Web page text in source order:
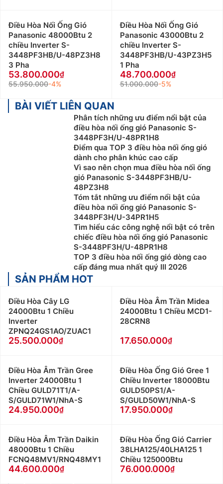
Điều Hòa Nối Ống Gió
Panasonic 48000Btu 2
chiều Inverter S-
3448PF3HB/U-48PZ3H8
3 Pha
53.800.000
55.950.000-4%
Điều Hòa Nối Ống Gió
Panasonic 43000Btu 2
chiều Inverter S-
3448PF3HB/U-43PZ3H5
1 Pha
48.700.000
51.000.000-5%
BÀI VIẾT LIÊN QUAN
Phân tích những ưu điểm nổi bật của
điều hòa nối ống gió Panasonic S-
3448PF3H/U-48PR1H8
Điểm qua TOP 3 điều hòa nối ống gió
dành cho phân khúc cao cấp
Vì sao nên chọn mua điều hòa nối ống
gió Panasonic S-3448PF3HB/U-
48PZ3H8
Tóm tắt những ưu điểm nổi bật của
điều hòa nối ống gió Panasonic S-
3448PF3H/U-34PR1H5
Tìm hiểu các công nghệ nổi bật có trên
chiếc điều hòa nối ống gió Panasonic
S-3448PF3H/U-48PR1H8
TOP 3 điều hòa nối ống gió dòng cao
cấp đáng mua nhất quý III 2026
SẢN PHẨM HOT
Điều Hòa Cây LG
24000Btu 1 Chiều
Inverter
ZPNQ24GS1AO/ZUAC1
25.500.000
Điều Hòa Âm Trần Midea
24000Btu 1 Chiều MCD1-
28CRN8
17.650.000
Điều Hòa Âm Trần Gree
Inverter 24000Btu 1
Chiều GULD71T1/A-
S/GULD71W1/NhA-S
24.950.000
Điều Hòa Ống Gió Gree 1
Chiều Inverter 18000Btu
GULD50PS1/A-
S/GULD50W1/NhA-S
17.950.000
Điều Hòa Âm Trần Daikin
48000Btu 1 Chiều
FCNQ48MV1/RNQ48MY1
44.600.000
Điều Hòa Ống Gió Carrier
38LHA125/40LHA125 1
Chiều 125000Btu
76.000.000